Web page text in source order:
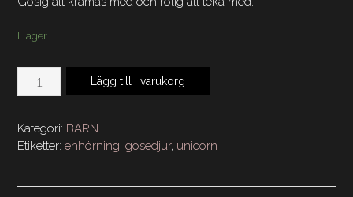
I lager
Enhörning
Regnbågsfärgad
mängd
Lägg till i varukorg
Kategori: BARN
Etiketter: enhörning, gosedjur, unicorn